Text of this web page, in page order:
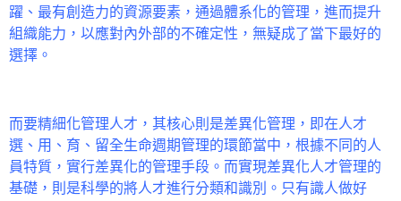
躍、最有創造力的資源要素，通過體系化的管理，進而提升
組織能力，以應對內外部的不確定性，無疑成了當下最好的
選擇。
而要精細化管理人才，其核心則是差異化管理，即在人才
選、用、育、留全生命週期管理的環節當中，根據不同的人
員特質，實行差異化的管理手段。而實現差異化人才管理的
基礎，則是科學的將人才進行分類和識別。只有識人做好